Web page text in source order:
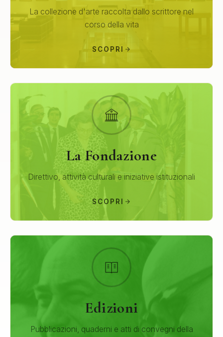
La collezione d'arte raccolta dallo scrittore nel
corso della vita
SCOPRI
La Fondazione
Direttivo, attività culturali e iniziative istituzionali
SCOPRI
Edizioni
Pubblicazioni, quaderni e atti di convegni della